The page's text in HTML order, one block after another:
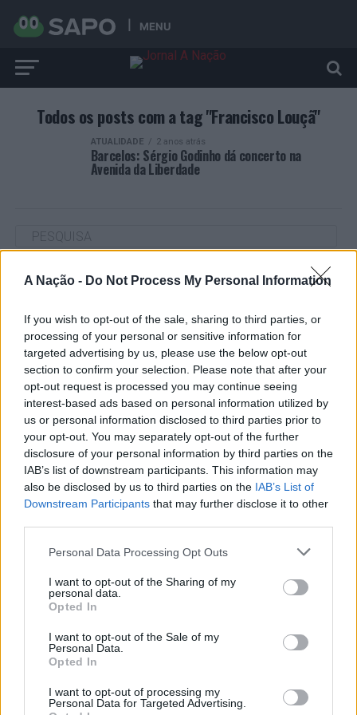
A Nação - Do Not Process My Personal Information
If you wish to opt-out of the sale, sharing to third parties, or
processing of your personal or sensitive information for
targeted advertising by us, please use the below opt-out
section to confirm your selection. Please note that after your
opt-out request is processed you may continue seeing
interest-based ads based on personal information utilized by
us or personal information disclosed to third parties prior to
your opt-out. You may separately opt-out of the further
disclosure of your personal information by third parties on the
IAB’s list of downstream participants. This information may
also be disclosed by us to third parties on the IAB’s List of
Downstream Participants that may further disclose it to other
Personal Data Processing Opt Outs
I want to opt-out of the Sharing of my
personal data.
Opted In
I want to opt-out of the Sale of my
Personal Data.
Opted In
I want to opt-out of processing my
Personal Data for Targeted Advertising.
MENU
Todos os posts com a tag "Francisco Louçã"
ATUALIDADE 2 anos atrás
Barcelos: Sérgio Godinho dá concerto na
Avenida da Liberdade
ARTIGOS RECENTES
com vitória do francês Luca Van Assche
Castelo Branco: “Bienal Internacional de Artes e Ofícios”
promete afirmar artesanato, património e inovação como
“motores de desenvolvimento económico e cultural” do
município português
Covilhã: Especialista aponta investimento estrangeiro e
valorização imobiliária como motores do crescimento da
Beira Interior
Rio de Janeiro: Governo do Estado propõe parceria com a
FUNCEX para “reforçar inteligência sobre comércio
Esposende acolhe festival de kitesurf
COMENTÁRIOS RECENTES
ÚLTIMAS DESTAQUE VIDEOS